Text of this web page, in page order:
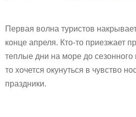
Первая волна туристов
конце апреля. Кто-то приезжает
теплые дни на море до сезонного
то хочется окунуться в чувство
праздники.